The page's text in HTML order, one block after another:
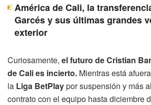
América de Cali, la
Garcés y sus últimas grandes
exterior
Curiosamente, el futuro de Cristian
de Cali es incierto. Mientras está
la Liga BetPlaypor suspensión y más
contrato con el equipo hasta diciembre